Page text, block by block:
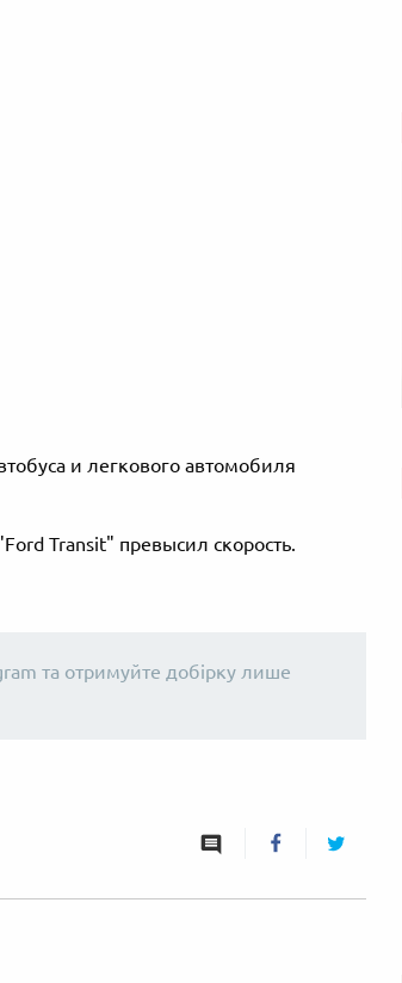
и легкового автомобиля
Transit" превысил скорость.
та отримуйте добірку лише